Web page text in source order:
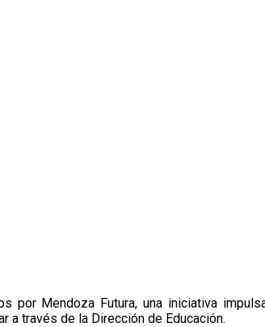
por Mendoza Futura, una iniciativa
a través de la Dirección de Educación.